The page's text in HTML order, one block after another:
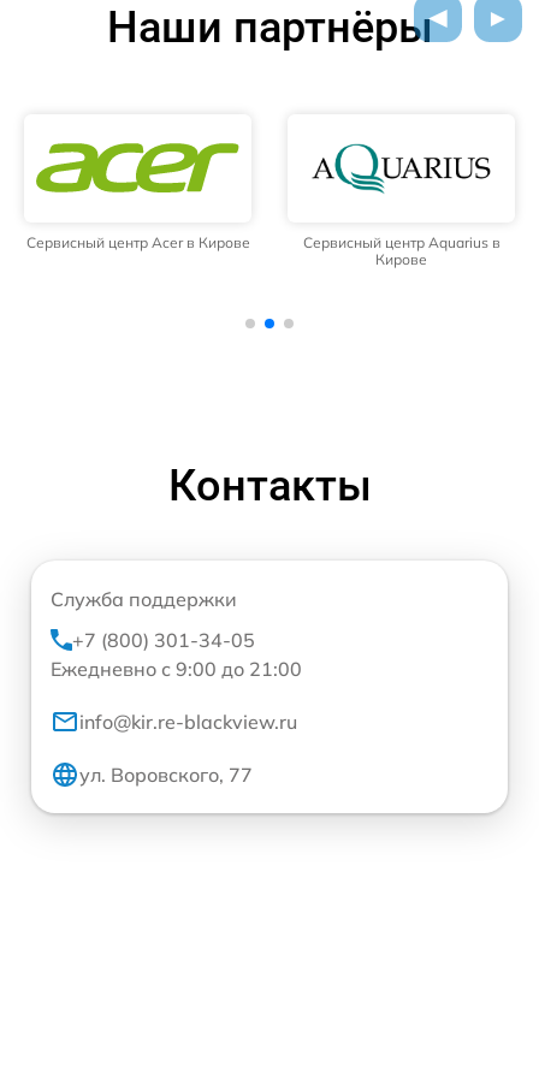
Наши партнёры
Сервисный центр Acer в Кирове
Сервисный центр Aquarius в
Кирове
Контакты
Служба поддержки
+7 (800) 301-34-05
Ежедневно с 9:00 до 21:00
info@kir.re-blackview.ru
ул. Воровского, 77